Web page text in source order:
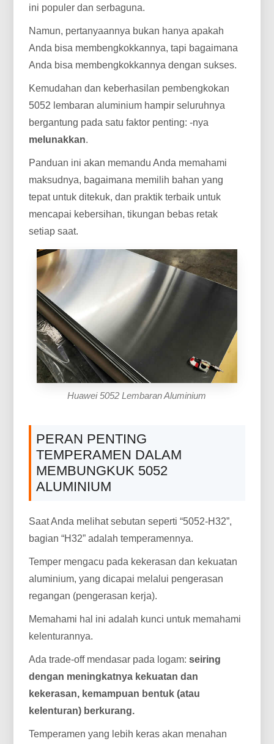
ini populer dan serbaguna.
Namun, pertanyaannya bukan hanya apakah
Anda bisa membengkokkannya, tapi bagaimana
Anda bisa membengkokkannya dengan sukses.
Kemudahan dan keberhasilan pembengkokan
5052 lembaran aluminium hampir seluruhnya
bergantung pada satu faktor penting: -nya
melunakkan.
Panduan ini akan memandu Anda memahami
maksudnya, bagaimana memilih bahan yang
tepat untuk ditekuk, dan praktik terbaik untuk
mencapai kebersihan, tikungan bebas retak
setiap saat.
Huawei 5052 Lembaran Aluminium
PERAN PENTING
TEMPERAMEN DALAM
MEMBUNGKUK 5052
ALUMINIUM
Saat Anda melihat sebutan seperti “5052-H32”,
bagian “H32” adalah temperamennya.
Temper mengacu pada kekerasan dan kekuatan
aluminium, yang dicapai melalui pengerasan
regangan (pengerasan kerja).
Memahami hal ini adalah kunci untuk memahami
kelenturannya.
Ada trade-off mendasar pada logam:seiring
dengan meningkatnya kekuatan dan
kekerasan, kemampuan bentuk (atau
kelenturan) berkurang.
Temperamen yang lebih keras akan menahan